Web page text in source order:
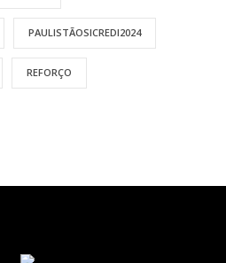
PAULISTÃOSICREDI2024
REFORÇO